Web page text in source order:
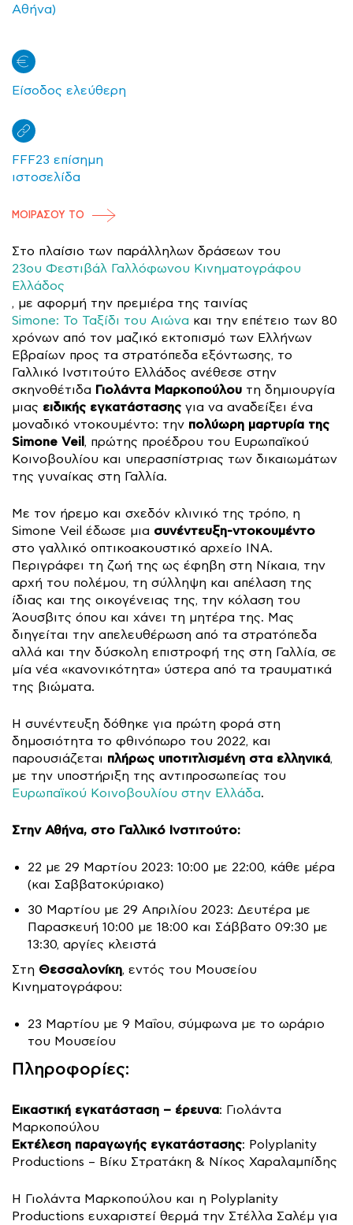
Στο πλαίσιο των παράλληλων δράσεων του
23ου Φεστιβάλ Γαλλόφωνου Κινηματογράφου
Ελλάδος
, με αφορμή την πρεμιέρα της ταινίας
Simone: Το Ταξίδι του Αιώνα και την επέτειο των 80
χρόνων από τον μαζικό εκτοπισμό των Ελλήνων
Εβραίων προς τα στρατόπεδα εξόντωσης, το
Γαλλικό Ινστιτούτο Ελλάδος ανέθεσε στην
σκηνοθέτιδα Γιολάντα Μαρκοπούλου τη δημιουργία
μιας ειδικής εγκατάστασης για να αναδείξει ένα
μοναδικό ντοκουμέντο: την πολύωρη μαρτυρία της
Simone Veil, πρώτης προέδρου του Ευρωπαϊκού
Κοινοβουλίου και υπερασπίστριας των δικαιωμάτων
της γυναίκας στη Γαλλία.
Με τον ήρεμο και σχεδόν κλινικό της τρόπο, η
Simone Veil έδωσε μια συνέντευξη-ντοκουμέντο
στο γαλλικό οπτικοακουστικό αρχείο INA.
Περιγράφει τη ζωή της ως έφηβη στη Νίκαια, την
αρχή του πολέμου, τη σύλληψη και απέλαση της
ίδιας και της οικογένειας της, την κόλαση του
Άουσβιτς όπου και χάνει τη μητέρα της. Μας
διηγείται την απελευθέρωση από τα στρατόπεδα
αλλά και την δύσκολη επιστροφή της στη Γαλλία, σε
μία νέα «κανονικότητα» ύστερα από τα τραυματικά
της βιώματα.
Η συνέντευξη δόθηκε για πρώτη φορά στη
δημοσιότητα το φθινόπωρο του 2022, και
παρουσιάζεται πλήρως υποτιτλισμένη στα ελληνικά,
με την υποστήριξη της αντιπροσωπείας του
Ευρωπαϊκού Κοινοβουλίου στην Ελλάδα.
Στην Αθήνα, στο Γαλλικό Ινστιτούτο:
22 με 29 Μαρτίου 2023: 10:00 με 22:00, κάθε μέρα
(και Σαββατοκύριακο)
30 Μαρτίου με 29 Απριλίου 2023: Δευτέρα με
Παρασκευή 10:00 με 18:00 και Σάββατο 09:30 με
13:30, αργίες κλειστά
Στη Θεσσαλονίκη, εντός του Μουσείου
Κινηματογράφου:
23 Μαρτίου με 9 Μαΐου, σύμφωνα με το ωράριο
του Μουσείου
Πληροφορίες:
Εικαστική εγκατάσταση – έρευνα: Γιολάντα
Μαρκοπούλου
Εκτέλεση παραγωγής εγκατάστασης: Polyplanity
Productions – Βίκυ Στρατάκη & Νίκος Χαραλαμπίδης
Η Γιολάντα Μαρκοπούλου και η Polyplanity
Productions ευχαριστεί θερμά την Στέλλα Σαλέμ για
Αθήνα)
Είσοδος ελεύθερη
FFF23 επίσημη
ιστοσελίδα
ΜΟΙΡΑΣΟΥ ΤΟ